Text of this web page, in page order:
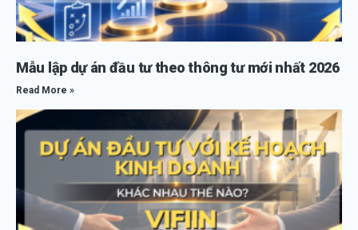
Mẫu lập dự án đầu tư theo thông tư mới nhất 2026
Read More »